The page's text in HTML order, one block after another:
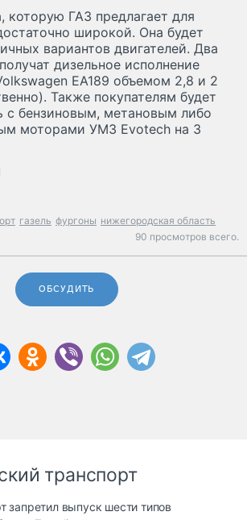
которую ГАЗ предлагает для
широкой. Она будет
вариантов двигателей. Два
дизельное исполнение
EA189 объемом 2,8 и 2
Также покупателям будет
с бензиновым, метановым либо
моторами УМЗ Evotech на 3
газель фургоны нижегородская область
90 просмотров всего.
ОБСУДИТЬ
транспорт
запретил выпуск шести типов